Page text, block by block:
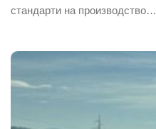
стандарти на производство…